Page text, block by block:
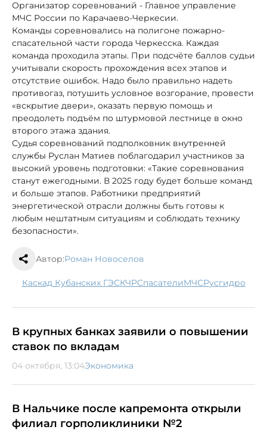
Организатор соревнований - Главное управление
МЧС России по Карачаево-Черкесии.
Команды соревновались на полигоне пожарно-
спасательной части города Черкесска. Каждая
команда проходила этапы. При подсчёте баллов судьи
учитывали скорость прохождения всех этапов и
отсутствие ошибок. Надо было правильно надеть
противогаз, потушить условное возгорание, провести
«вскрытие двери», оказать первую помощь и
преодолеть подъём по штурмовой лестнице в окно
второго этажа здания.
Судья соревнований подполковник внутренней
службы Руслан Матиев поблагодарил участников за
высокий уровень подготовки: «Такие соревнования
станут ежегодными. В 2025 году будет больше команд
и больше этапов. Работники предприятий
энергетической отрасли должны быть готовы к
любым нештатным ситуациям и соблюдать технику
безопасности».
Автор:Роман Новоселов
Каскад Кубанских ГЭС КЧР спасатели МЧС Русгидро
В крупных банках заявили о повышении
ставок по вкладам
04 октября, 13:04Экономика
В Нальчике после капремонта открыли
филиал горполиклиники №2